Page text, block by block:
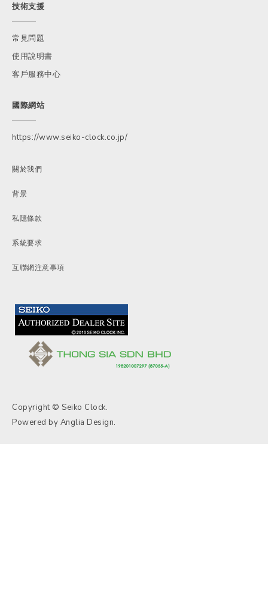
技術支援
常見問題
使用說明書
客戶服務中心
國際網站
https://www.seiko-clock.co.jp/
關於我們
背景
私隱條款
系統要求
互聯網注意事項
Copyright © Seiko Clock.
Powered by Anglia Design.